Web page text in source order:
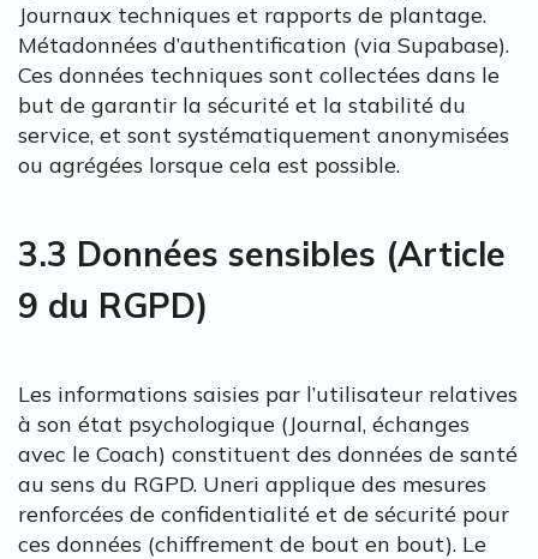
Journaux techniques et rapports de plantage.
Métadonnées d’authentification (via Supabase).
Ces données techniques sont collectées dans le
but de garantir la sécurité et la stabilité du
service, et sont systématiquement anonymisées
ou agrégées lorsque cela est possible.
3.3 Données sensibles (Article
9 du RGPD)
Les informations saisies par l’utilisateur relatives
à son état psychologique (Journal, échanges
avec le Coach) constituent des données de santé
au sens du RGPD. Uneri applique des mesures
renforcées de confidentialité et de sécurité pour
ces données (chiffrement de bout en bout). Le